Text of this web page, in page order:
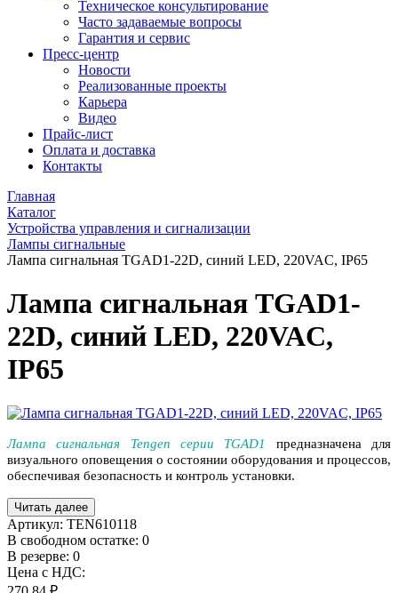
Техническое консультирование
Часто задаваемые вопросы
Гарантия и сервис
Пресс-центр
Новости
Реализованные проекты
Карьера
Видео
Прайс-лист
Оплата и доставка
Контакты
Главная
Каталог
Устройства управления и сигнализации
Лампы сигнальные
Лампа сигнальная TGAD1-22D, синий LED, 220VAC, IP65
Лампа сигнальная TGAD1-
22D, синий LED, 220VAC,
IP65
Лампа сигнальная Tengen серии TGAD1
предназначена для
визуального оповещения о состоянии оборудования и процессов,
обеспечивая безопасность и контроль установки.
Читать далее
Артикул: TEN610118
В свободном остатке: 0
В резерве: 0
Цена с НДС: